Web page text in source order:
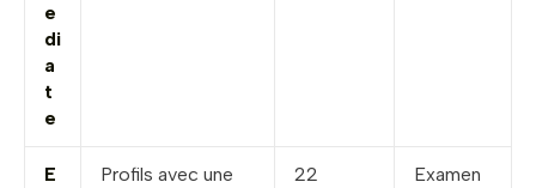
e
di
a
t
e
E
Profils avec une
22
Examen